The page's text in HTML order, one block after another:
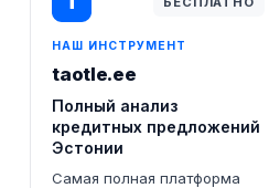
НАШ ИНСТРУМЕНТ
taotle.ee
Полный анализ
кредитных предложений
Эстонии
Самая полная платформа